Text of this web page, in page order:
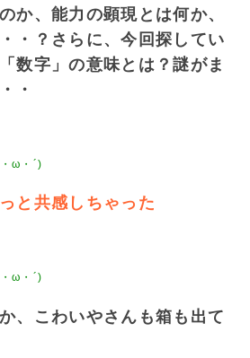
か、能力の顕現とは何か、
・？さらに、今回探してい
数字」の意味とは？謎がま
・
ω・´)
と共感しちゃった
ω・´)
、こわいやさんも箱も出て